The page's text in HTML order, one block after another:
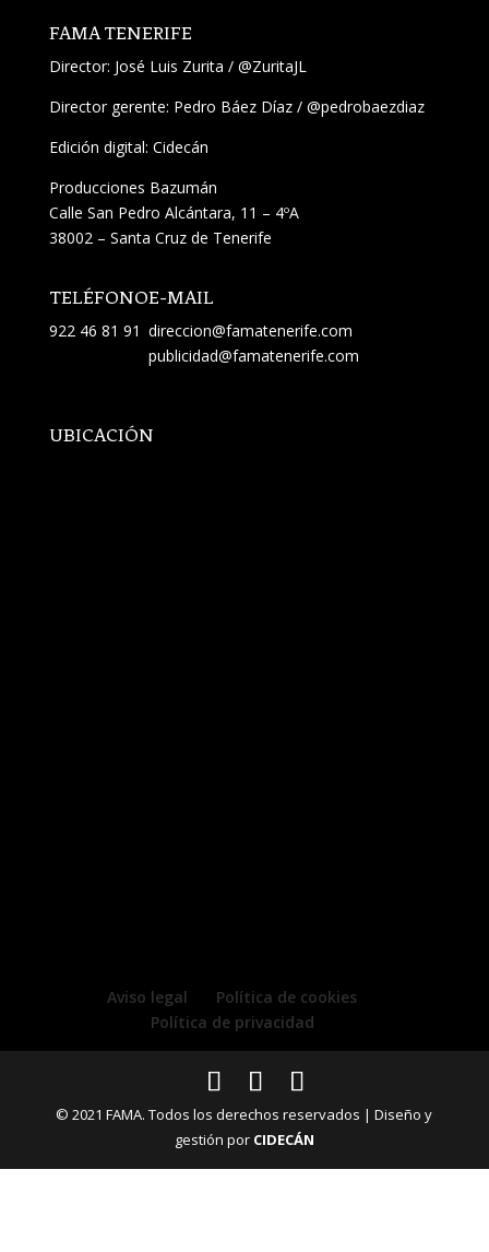
FAMA TENERIFE
Director: José Luis Zurita / @ZuritaJL
Director gerente: Pedro Báez Díaz / @pedrobaezdiaz
Edición digital: Cidecán
Producciones Bazumán
Calle San Pedro Alcántara, 11 – 4ºA
38002 – Santa Cruz de Tenerife
TELÉFONO
922 46 81 91
E-MAIL
direccion@famatenerife.com
publicidad@famatenerife.com
UBICACIÓN
Aviso legal
Política de cookies
Política de privacidad
© 2021 FAMA. Todos los derechos reservados | Diseño y
gestión por CIDECÁN